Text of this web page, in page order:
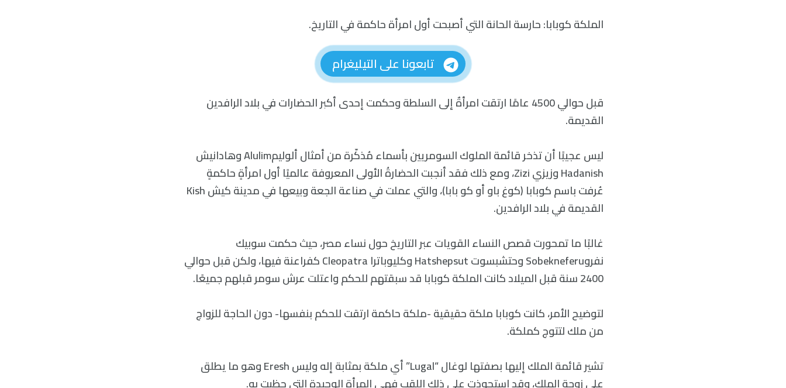
الملكة كوبابا: حارسة الحانة التي أصبحت أول امرأة حاكمة في التاريخ.
تابعونا على التيليغرام
قبل حوالي 4500 عامًا ارتقت امرأةٌ إلى السلطة وحكمت إحدى أكبر الحضارات في بلاد الرافدين
القديمة.
ليس عجيبًا أن تذخر قائمة الملوك السومريين بأسماء مُذكّرة من أمثال ألوليمAlulim وهادانيش
Hadanish وزيزي Zizi، ومع ذلك فقد أنجبت الحضارةُ الأولى المعروفة عالميًا أول امرأةٍ حاكمةٍ
عُرفت باسم كوبابا (كوغ باو أو كو بابا)، والتي عملت في صناعة الجعة وبيعها في مدينة كيش Kish
القديمة في بلاد الرافدين.
غالبًا ما تمحورت قصص النساء القويات عبر التاريخ حول نساء مصر، حيث حكمت سوبيك
نفروSobekneferu وحتشبسوت Hatshepsut وكليوباترا Cleopatra كفراعنة فيها، ولكن قبل حوالي
2400 سنة قبل الميلاد كانت الملكة كوبابا قد سبقتهم للحكم واعتلت عرش سومر قبلهم جميعًا.
لتوضيح الأمر، كانت كوبابا ملكة حقيقية -ملكة حاكمة ارتقت للحكم بنفسها- دون الحاجة للزواج
من ملك لتتوج كملكة.
تشير قائمة الملك إليها بصفتها لوغال “Lugal” أي ملكة بمثابة إله وليس Eresh وهو ما يطلق
على زوجة الملك، وقد استحوذت على ذلك اللقب فهي المرأة الوحيدة التي حظيت به.